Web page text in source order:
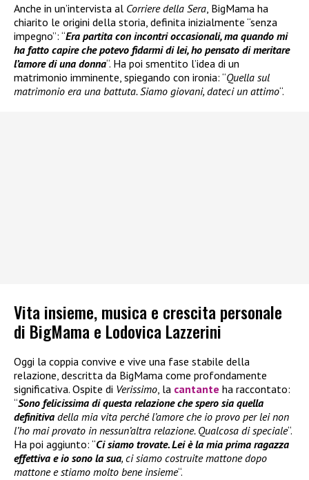
Anche in un’intervista al Corriere della Sera , BigMama ha
chiarito le origini della storia, definita inizialmente “senza
impegno”: “Era partita con incontri occasionali, ma quando mi
ha fatto capire che potevo fidarmi di lei, ho pensato di meritare
l’amore di una donna“. Ha poi smentito l’idea di un
matrimonio imminente, spiegando con ironia: “Quella sul
matrimonio era una battuta. Siamo giovani, dateci un attimo“.
Vita insieme, musica e crescita personale
di BigMama e Lodovica Lazzerini
Oggi la coppia convive e vive una fase stabile della
relazione, descritta da BigMama come profondamente
significativa. Ospite di Verissimo, la cantante ha raccontato:
“Sono felicissima di questa relazione che spero sia quella
definitiva della mia vita perché l’amore che io provo per lei non
l’ho mai provato in nessun’altra relazione. Qualcosa di speciale“.
Ha poi aggiunto: “Ci siamo trovate. Lei è la mia prima ragazza
effettiva e io sono la sua, ci siamo costruite mattone dopo
mattone e stiamo molto bene insieme“.